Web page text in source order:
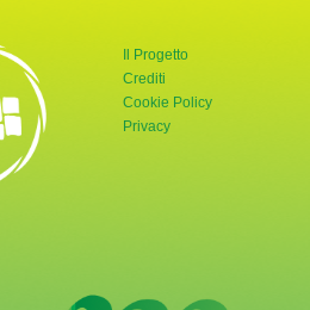
di Giornata Verde
Il Progetto
Crediti
Cookie Policy
Privacy